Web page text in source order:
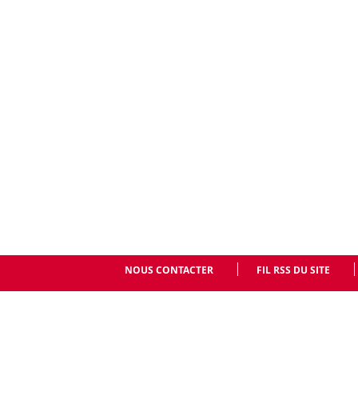
NOUS CONTACTER FIL RSS DU SITE